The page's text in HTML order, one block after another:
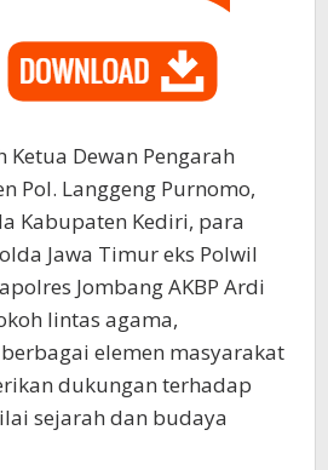
Dewan Pengarah
Pol. Langgeng Purnomo,
Kabupaten Kediri, para
Jawa Timur eks Polwil
Jombang AKBP Ardi
lintas agama,
elemen masyarakat
dukungan terhadap
sejarah dan budaya